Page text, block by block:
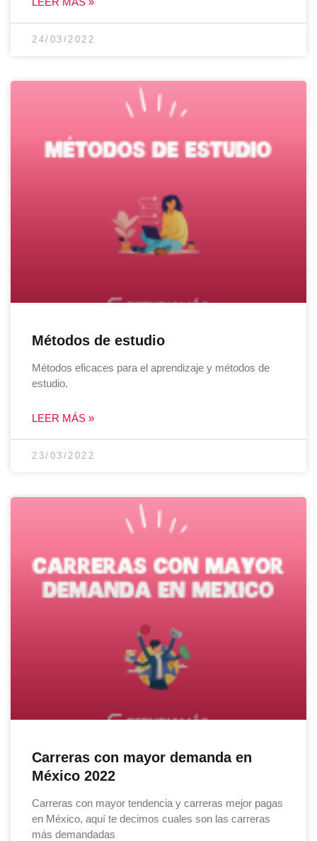
24/03/2022
Métodos de estudio
Métodos eficaces para el aprendizaje y métodos de
estudio.
LEER MÁS »
23/03/2022
Carreras con mayor demanda en
México 2022
Carreras con mayor tendencia y carreras mejor pagas
en México, aquí te decimos cuales son las carreras
más demandadas